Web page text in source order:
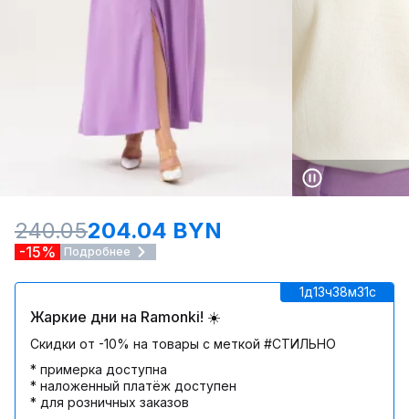
240.05204.04 BYN
-15% Подробнее
1д13ч38м31c
Жаркие дни на Ramonki! ☀️
Скидки от -10% на товары с меткой #СТИЛЬНО
* примерка доступна
* наложенный платёж доступен
* для розничных заказов